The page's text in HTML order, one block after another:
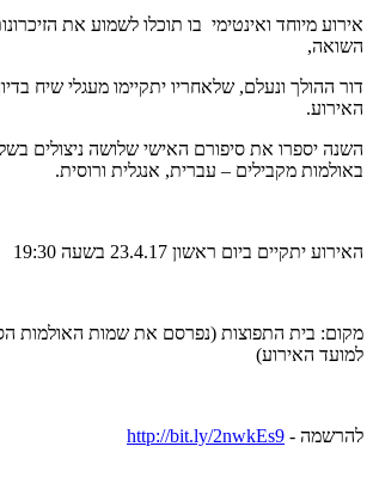
אירוע מיוחד ואינטימי בו תוכלו לשמוע את
השואה,
דור ההולך ונעלם, שלאחריו יתקיימו מעגלי שיח
האירוע.
השנה יספרו את סיפורם האישי שלושה ניצולים
באולמות מקבילים – עברית, אנגלית ורוסית.
האירוע יתקיים ביום ראשון 23.4.17 בשעה 19:30
מקום: בית התפוצות (נפרסם את שמות האולמות
למועד האירוע)
להרשמה - http://bit.ly/2nwkEs9